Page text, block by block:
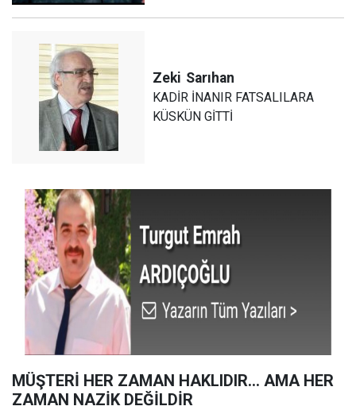
Zeki Sarıhan
KADİR İNANIR FATSALILARA
KÜSKÜN GİTTİ
MÜŞTERİ HER ZAMAN HAKLIDIR… AMA HER
ZAMAN NAZİK DEĞİLDİR